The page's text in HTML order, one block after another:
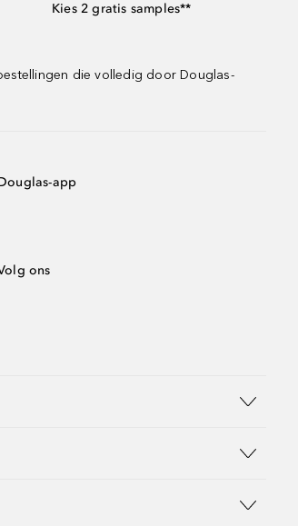
Kies 2 gratis samples**
die volledig door Douglas-
app
ons